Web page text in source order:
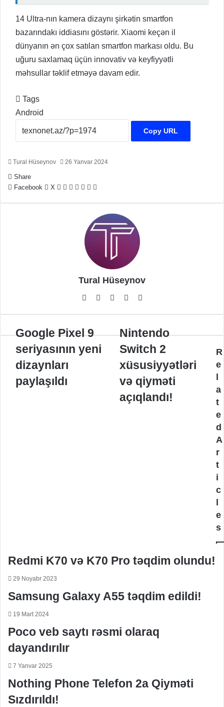
14 Ultra-nın kamera dizaynı şirkətin smartfon
bazarındakı iddiasını göstərir. Xiaomi keçən il
dünyanın ən çox satılan smartfon markası oldu. Bu
uğuru saxlamaq üçün innovativ və keyfiyyətli
məhsullar təklif etməyə davam edir.
Tags
Android
Copy URL
Tural Hüseynov 26 Yanvar 2024
Share
Facebook
X LinkedIn
Tumblr
Pinterest
Reddit
VKontakte
Share
Tural Hüseynov
WebsiteFacebookYouTubeInstagram
Google
9
seriyasının
dizaynları
Google Pixel 9
seriyasının yeni
dizaynları
paylaşıldı
Nintendo
2
xüsusiyyətləri
qiyməti
açıqlandı!
Nintendo
Switch 2
xüsusiyyətləri
və qiyməti
açıqlandı!
R
e
a
t
e
d
A
r
t
i
c
e
s
Redmi K70 və K70 Pro təqdim olundu!
29 Noyabr 2023
Samsung Galaxy A55 təqdim edildi!
19 Mart 2024
Poco veb saytı rəsmi olaraq
dayandırılır
7 Yanvar 2025
Nothing Phone Telefon 2a Qiyməti
Sızdırıldı!